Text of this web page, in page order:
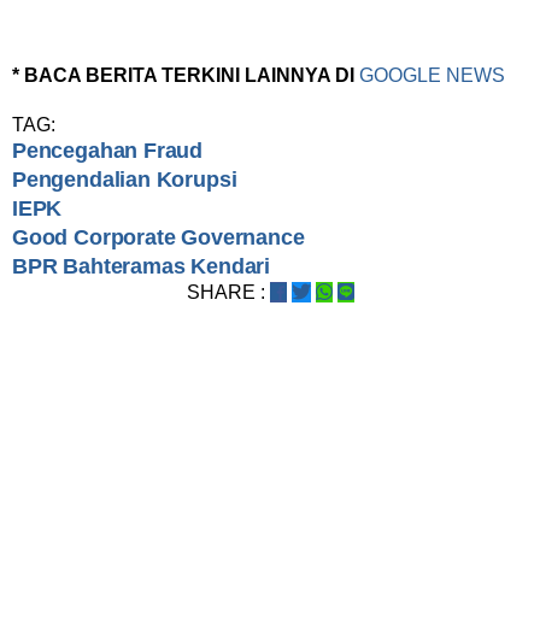
* BACA BERITA TERKINI LAINNYA DI GOOGLE NEWS
TAG:
Pencegahan Fraud
Pengendalian Korupsi
IEPK
Good Corporate Governance
BPR Bahteramas Kendari
SHARE :